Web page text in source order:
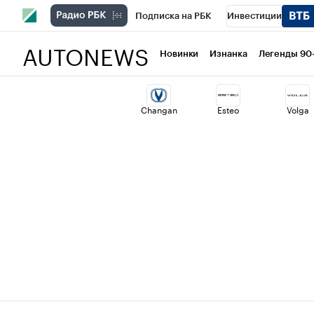
Подписка на РБК Инвестиции
Национальные проекты Город
Кредитные рейтинги Франшизы
AUTONEWS Новинки Изнанка Легенды
Changan Esteo Volga